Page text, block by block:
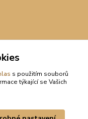
s použitím souborů
týkající se Vašich